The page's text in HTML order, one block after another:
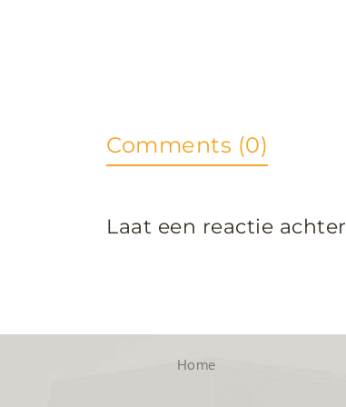
Comments (0)
Laat een reactie achter
Home